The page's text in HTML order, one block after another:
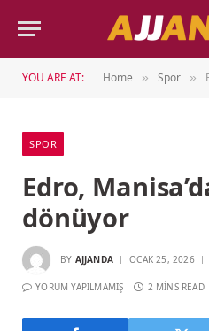
YOU ARE AT: Home » Spor »
SPOR
Edro,
dönüyor
BY AJJANDA OCAK 25, 2026
YORUM YAPILMAMIŞ 2 MINS READ